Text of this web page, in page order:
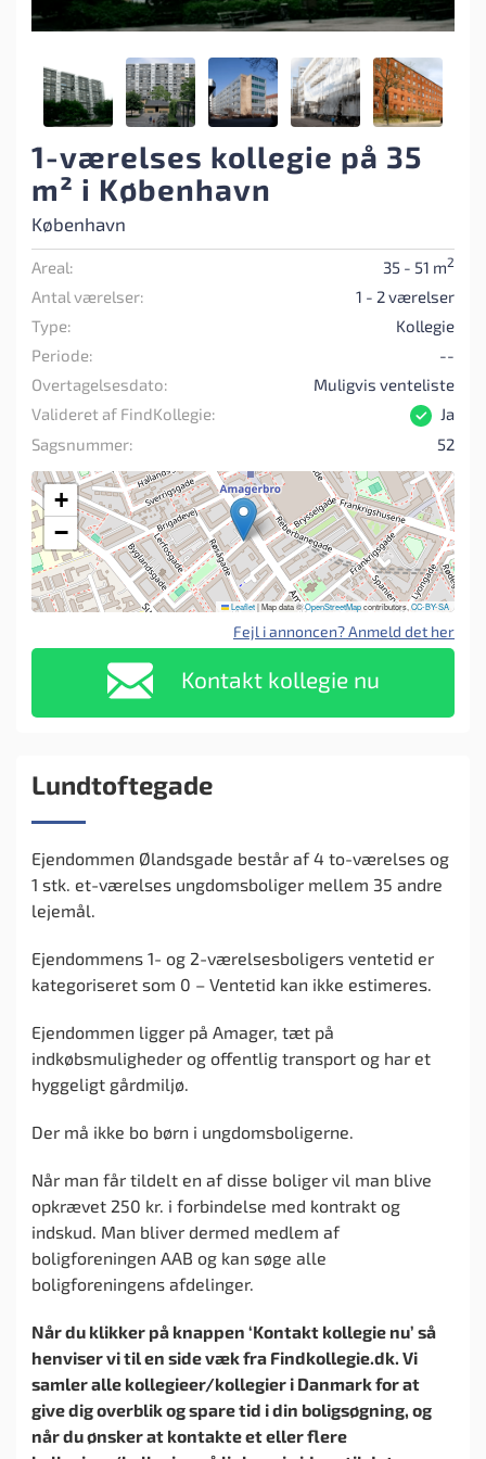
1-værelses kollegie på 35
m² i København
København
Areal: 35 - 51 m2
Antal værelser:
1 - 2 værelser
Type:
Kollegie
Periode:
--
Overtagelsesdato:
Muligvis venteliste
Valideret af FindKollegie:
Ja
Sagsnummer:
52
+
−
Leaflet|Map data ©OpenStreetMapcontributors,CC-BY-SA
Fejl i annoncen? Anmeld det her
Kontakt kollegie nu
Lundtoftegade
Ejendommen Ølandsgade består af 4 to-værelses og
1 stk. et-værelses ungdomsboliger mellem 35 andre
lejemål.
Ejendommens 1- og 2-værelsesboligers ventetid er
kategoriseret som 0 – Ventetid kan ikke estimeres.
Ejendommen ligger på Amager, tæt på
indkøbsmuligheder og offentlig transport og har et
hyggeligt gårdmiljø.
Der må ikke bo børn i ungdomsboligerne.
Når man får tildelt en af disse boliger vil man blive
opkrævet 250 kr. i forbindelse med kontrakt og
indskud. Man bliver dermed medlem af
boligforeningen AAB og kan søge alle
boligforeningens afdelinger.
Når du klikker på knappen ‘Kontakt kollegie nu’ så
henviser vi til en side væk fra Findkollegie.dk. Vi
samler alle kollegieer/kollegier i Danmark for at
give dig overblik og spare tid i din boligsøgning, og
når du ønsker at kontakte et eller flere